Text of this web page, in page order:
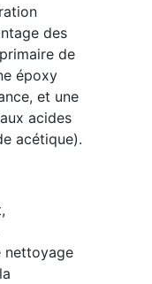
des
de
époxy
et une
acides
acétique).
nettoyage